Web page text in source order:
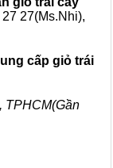
27(Ms.Nhi),
cấp giỏ trái
TPHCM(Gần